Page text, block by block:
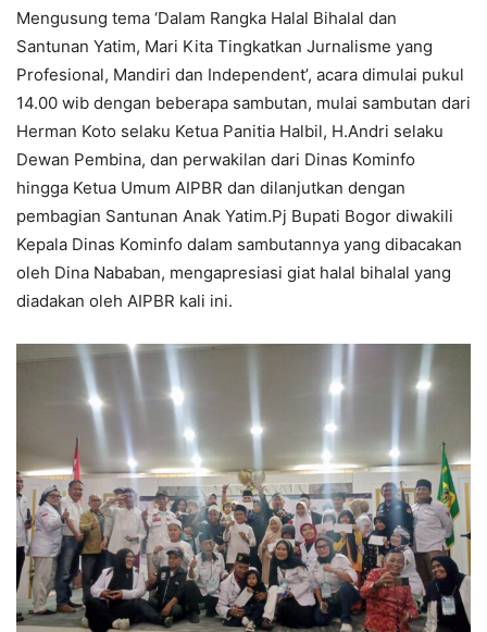
Mengusung tema ‘Dalam Rangka Halal Bihalal dan
Santunan Yatim, Mari Kita Tingkatkan Jurnalisme yang
Profesional, Mandiri dan Independent’, acara dimulai pukul
14.00 wib dengan beberapa sambutan, mulai sambutan dari
Herman Koto selaku Ketua Panitia Halbil, H.Andri selaku
Dewan Pembina, dan perwakilan dari Dinas Kominfo
hingga Ketua Umum AIPBR dan dilanjutkan dengan
pembagian Santunan Anak Yatim.Pj Bupati Bogor diwakili
Kepala Dinas Kominfo dalam sambutannya yang dibacakan
oleh Dina Nababan, mengapresiasi giat halal bihalal yang
diadakan oleh AIPBR kali ini.